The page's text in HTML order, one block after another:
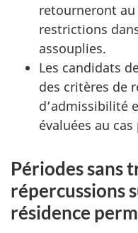
retourneront
restrictions
assouplies.
Les candidats
des critères de
d’admissibilité
évaluées au cas
Périodes sans
répercussions
résidence